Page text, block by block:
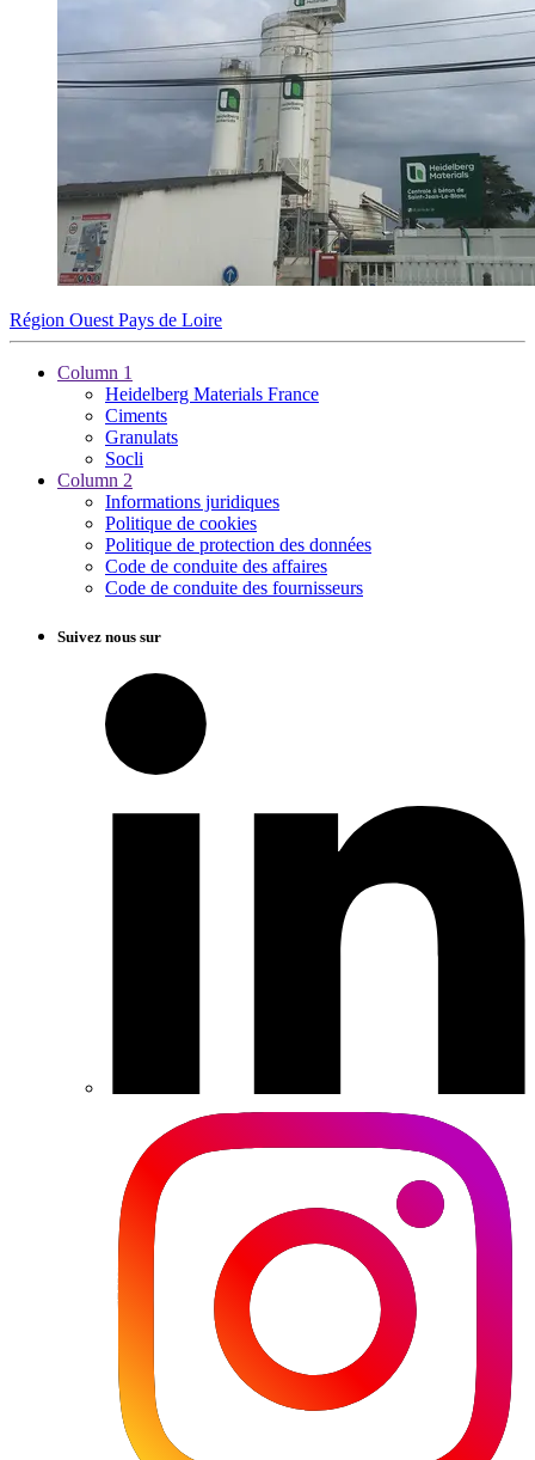
Région Ouest Pays de Loire
Column 1
Heidelberg Materials France
Ciments
Granulats
Socli
Column 2
Informations juridiques
Politique de cookies
Politique de protection des données
Code de conduite des affaires
Code de conduite des fournisseurs
Suivez nous sur